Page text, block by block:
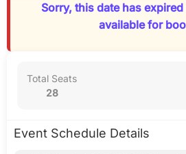
Sorry, this date has
available for
Total Seats
28
Event Schedule Details